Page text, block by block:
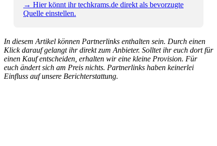
→ Hier könnt ihr techkrams.de direkt als bevorzugte
Quelle einstellen.
In diesem Artikel können Partnerlinks enthalten sein. Durch einen
Klick darauf gelangt ihr direkt zum Anbieter. Solltet ihr euch dort für
einen Kauf entscheiden, erhalten wir eine kleine Provision. Für
euch ändert sich am Preis nichts. Partnerlinks haben keinerlei
Einfluss auf unsere Berichterstattung.